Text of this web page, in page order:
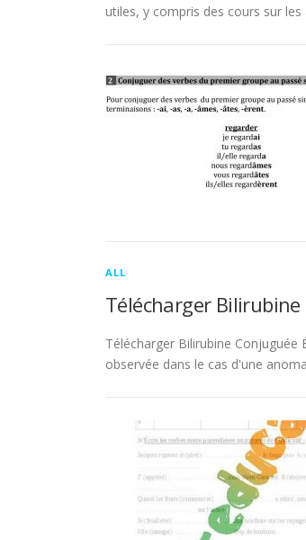
utiles, y compris des cours sur
ALL
Télécharger Bilirubine
Télécharger Bilirubine Conjuguée
observée dans le cas d'une